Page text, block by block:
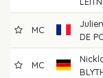
MC
Julien
DE
MC